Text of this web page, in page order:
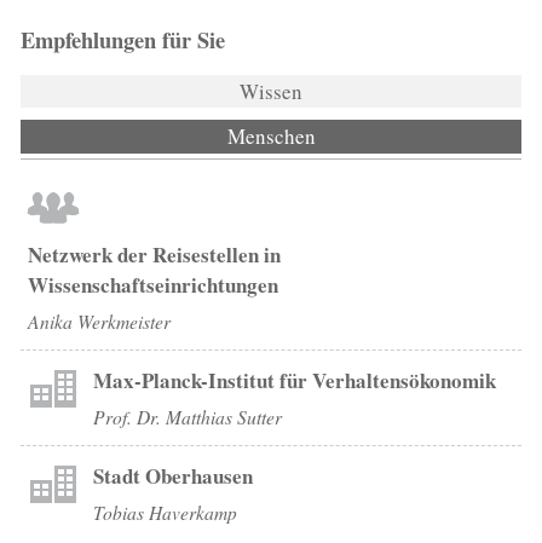
Empfehlungen für Sie
Wissen
Menschen
Netzwerk der Reisestellen in
Wissenschaftseinrichtungen
Anika Werkmeister
Max-Planck-Institut für Verhaltensökonomik
Prof. Dr. Matthias Sutter
Stadt Oberhausen
Tobias Haverkamp